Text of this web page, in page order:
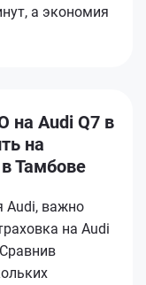
а экономия
на Audi Q7 в
на
Тамбове
Audi, важно
на Audi